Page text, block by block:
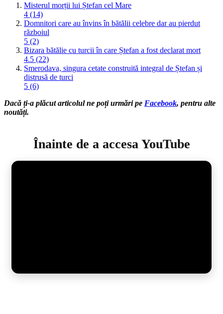
Misterul morții lui Ștefan cel Mare
4 (14)
Domnitori care au învins în bătălii celebre dar au pierdut
războiul
5 (2)
Bizara bătălie cu turcii în care Ștefan a fost declarat mort
4.5 (22)
Smerodava, singura cetate construită integral de Ștefan și
distrusă de turci
5 (6)
Dacă ți-a plăcut articolul ne poți urmări pe Facebook, pentru alte
noutăți.
Înainte de a accesa YouTube